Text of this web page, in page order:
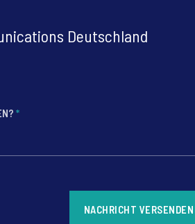
Deutschland
*
NACHRICHT VERSENDEN